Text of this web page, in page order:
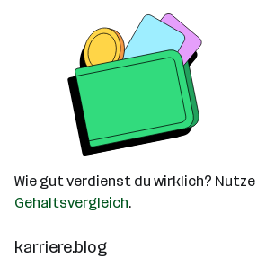
Wie gut verdienst du wirklich?
Gehaltsvergleich.
karriere.blog